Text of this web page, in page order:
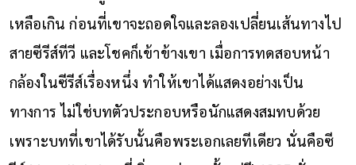
เหลือเกิน ก่อนที่เขาจะถอดใจและลองเปลี่ยนเส้นทางไป
สายซีรีส์ทีวี และโชคก็เข้าข้างเขา เมื่อการทดสอบหน้า
กล้องในซีรีส์เรื่องหนึ่ง ทำให้เขาได้แสดงอย่างเป็น
ทางการ ไม่ใช่บทตัวประกอบหรือนักแสดงสมทบด้วย
เพราะบทที่เขาได้รับนั้นคือพระเอกเลยทีเดียว นั่นคือซี